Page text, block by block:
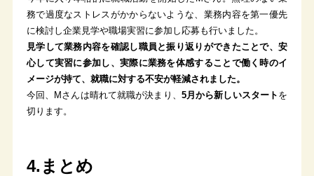
務で過度なストレスがかからないような、業務内容を第一優先
に検討し企業見学や職場実習に参加し応募も行いました。
見学して業務内容を確認し職員と振り返りができたことで、安
心して実習に参加し、実際に業務を体感することで働く時のイ
メージが持て、就職に対する不安が軽減されました。
今回、Mさんは晴れて就職が決まり、 5月から新しいスタート を
切ります。
4.まとめ